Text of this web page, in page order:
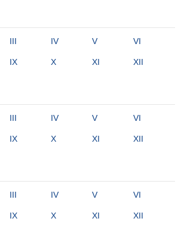
III IV V VI
IX X XI XII
III IV V VI
IX X XI XII
III IV V VI
IX X XI XII